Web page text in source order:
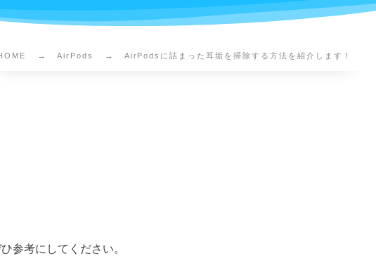
AirPods AirPodsに詰まった耳垢を掃除する方法を紹介します！
参考にしてください。